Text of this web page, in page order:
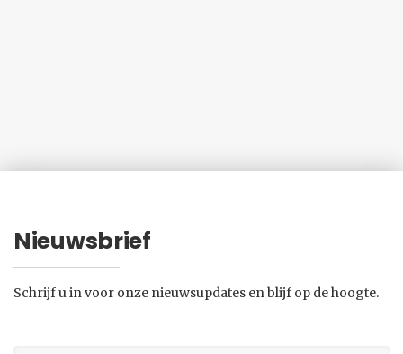
Nieuwsbrief
Schrijf u in voor onze nieuwsupdates en blijf op de hoogte.